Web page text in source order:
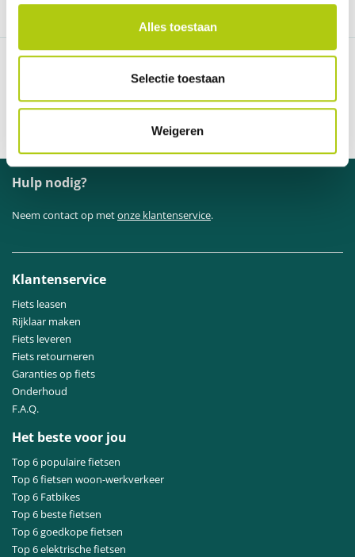
Alles toestaan
Selectie toestaan
Weigeren
Persoonlijke en duidelijke communicatie
Geleverd binnen 1 week
Officiële dealer van A-merk fietsen
Hulp nodig?
Neem contact op metonze klantenservice.
Klantenservice
Fiets leasen
Rijklaar maken
Fiets leveren
Fiets retourneren
Garanties op fiets
Onderhoud
F.A.Q.
Het beste voor jou
Top 6 populaire fietsen
Top 6 fietsen woon-werkverkeer
Top 6 Fatbikes
Top 6 beste fietsen
Top 6 goedkope fietsen
Top 6 elektrische fietsen